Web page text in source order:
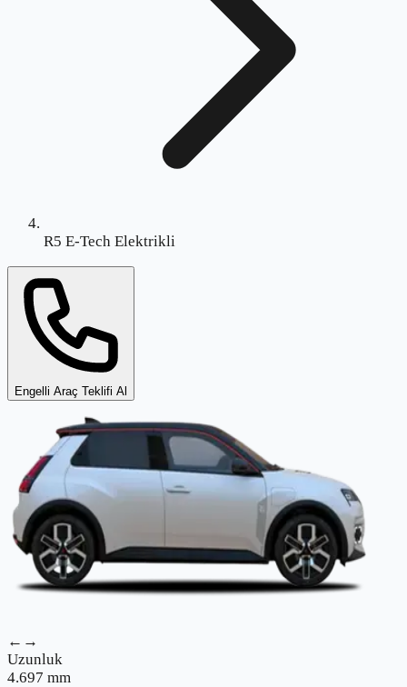
R5 E-Tech Elektrikli
Engelli Araç Teklifi Al
←→
Uzunluk
4.697 mm